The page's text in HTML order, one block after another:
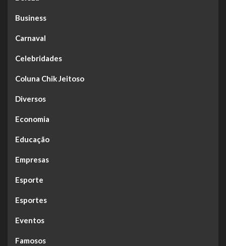
Business
Carnaval
Celebridades
Coluna Chik Jeitoso
Diversos
Economia
Educação
Empresas
Esporte
Esportes
Eventos
Famosos